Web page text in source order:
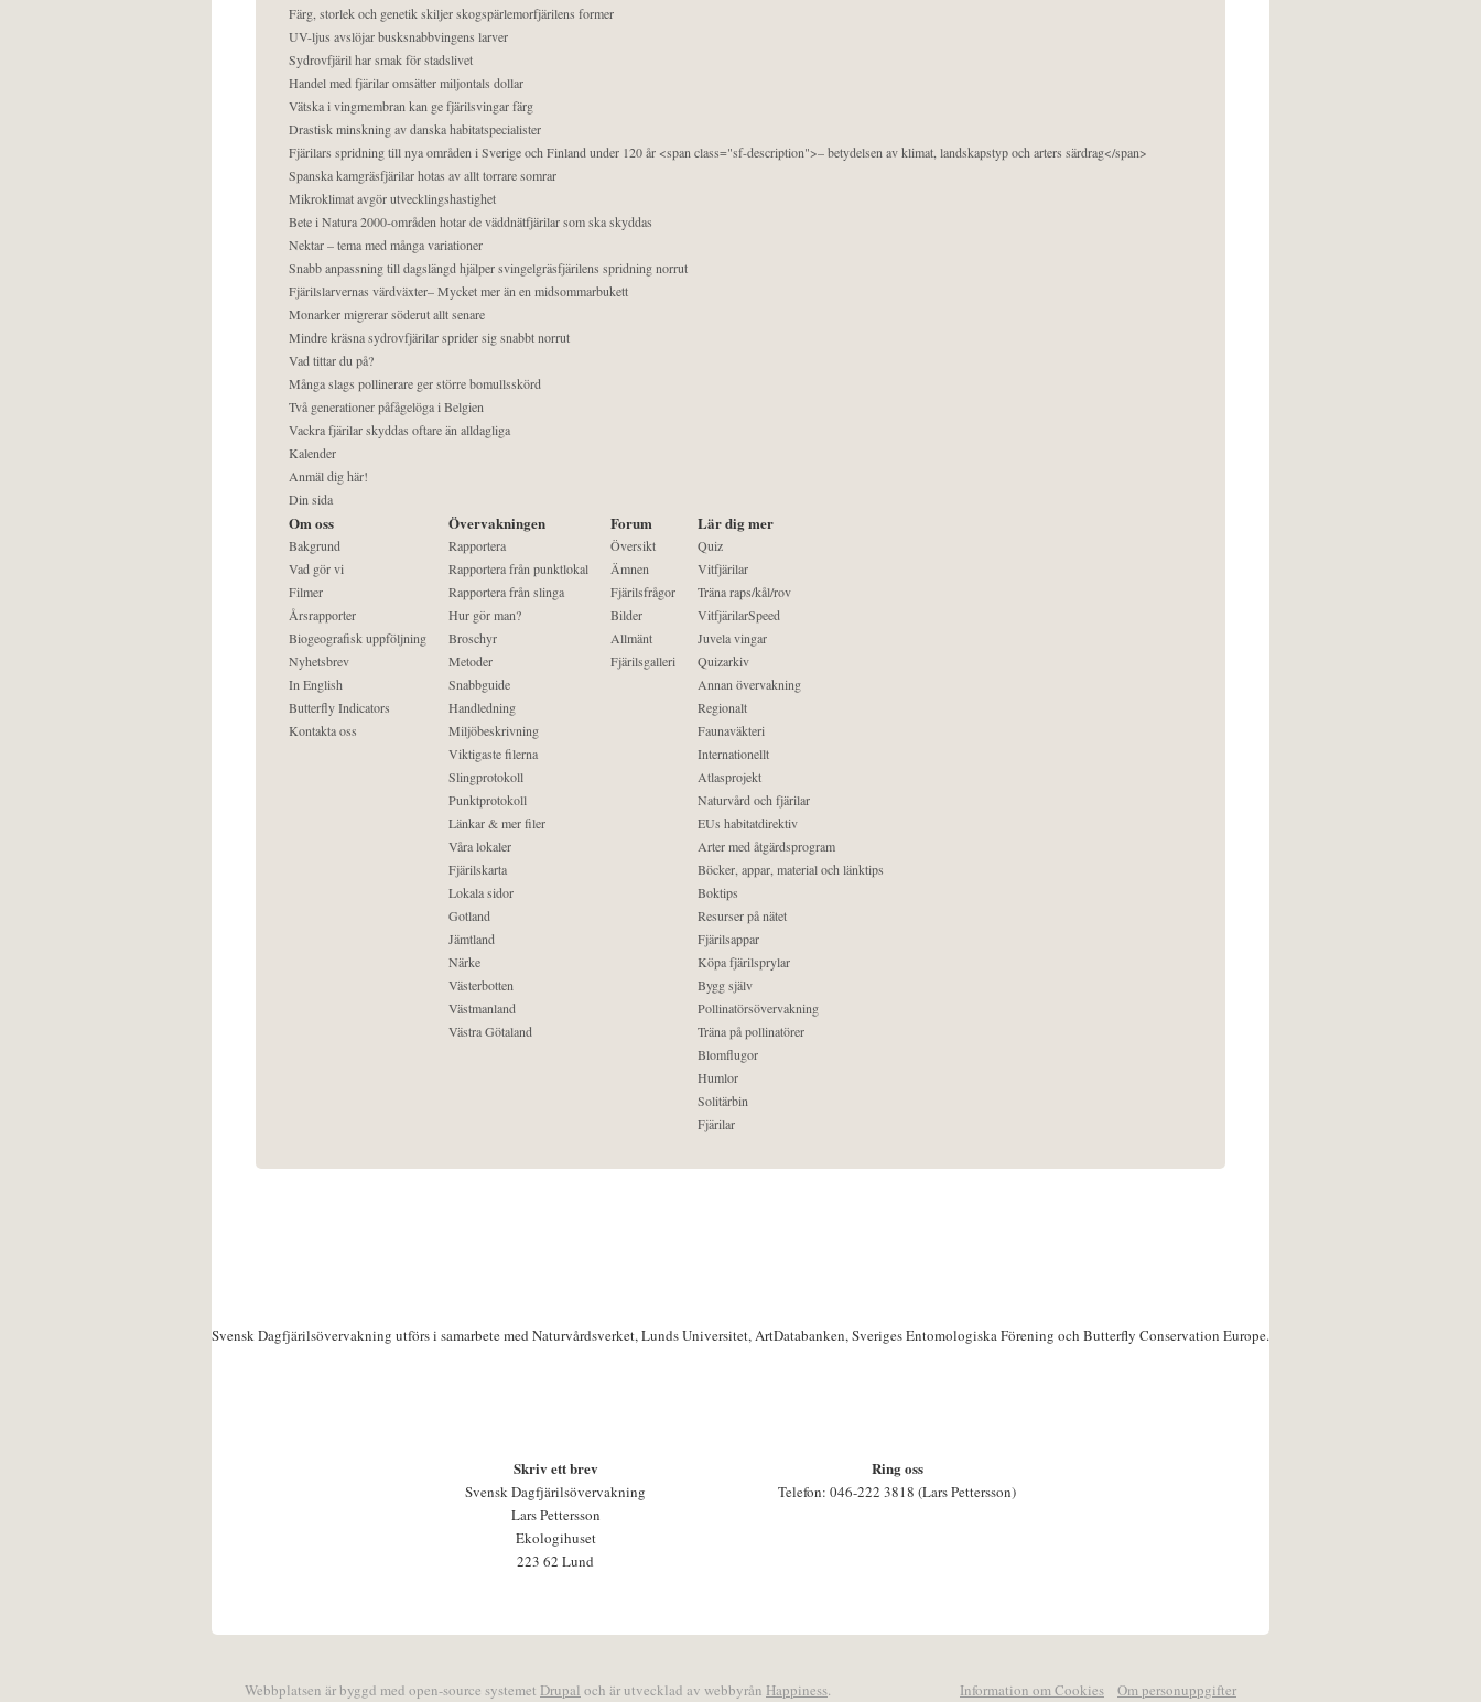
Färg, storlek och genetik skiljer skogspärlemorfjärilens former
UV-ljus avslöjar busksnabbvingens larver
Sydrovfjäril har smak för stadslivet
Handel med fjärilar omsätter miljontals dollar
Vätska i vingmembran kan ge fjärilsvingar färg
Drastisk minskning av danska habitatspecialister
Fjärilars spridning till nya områden i Sverige och Finland under 120 år <span class="sf-description">– betydelsen av klimat, landskapstyp och arters särdrag</span>
Spanska kamgräsfjärilar hotas av allt torrare somrar
Mikroklimat avgör utvecklingshastighet
Bete i Natura 2000-områden hotar de väddnätfjärilar som ska skyddas
Nektar – tema med många variationer
Snabb anpassning till dagslängd hjälper svingelgräsfjärilens spridning norrut
Fjärilslarvernas värdväxter– Mycket mer än en midsommarbukett
Monarker migrerar söderut allt senare
Mindre kräsna sydrovfjärilar sprider sig snabbt norrut
Vad tittar du på?
Många slags pollinerare ger större bomullsskörd
Två generationer påfågelöga i Belgien
Vackra fjärilar skyddas oftare än alldagliga
Kalender
Anmäl dig här!
Din sida
Om oss
Bakgrund
Vad gör vi
Filmer
Årsrapporter
Biogeografisk uppföljning
Nyhetsbrev
In English
Butterfly Indicators
Kontakta oss
Övervakningen
Rapportera
Rapportera från punktlokal
Rapportera från slinga
Hur gör man?
Broschyr
Metoder
Snabbguide
Handledning
Miljöbeskrivning
Viktigaste filerna
Slingprotokoll
Punktprotokoll
Länkar & mer filer
Våra lokaler
Fjärilskarta
Lokala sidor
Gotland
Jämtland
Närke
Västerbotten
Västmanland
Västra Götaland
Forum
Översikt
Ämnen
Fjärilsfrågor
Bilder
Allmänt
Fjärilsgalleri
Lär dig mer
Quiz
Vitfjärilar
Träna raps/kål/rov
VitfjärilarSpeed
Juvela vingar
Quizarkiv
Annan övervakning
Regionalt
Faunaväkteri
Internationellt
Atlasprojekt
Naturvård och fjärilar
EUs habitatdirektiv
Arter med åtgärdsprogram
Böcker, appar, material och länktips
Boktips
Resurser på nätet
Fjärilsappar
Köpa fjärilsprylar
Bygg själv
Pollinatörsövervakning
Träna på pollinatörer
Blomflugor
Humlor
Solitärbin
Fjärilar
Svensk Dagfjärilsövervakning utförs i samarbete med Naturvårdsverket, Lunds Universitet, ArtDatabanken, Sveriges Entomologiska Förening och Butterfly Conservation Europe.
Skriv ett brev
Svensk Dagfjärilsövervakning
Lars Pettersson
Ekologihuset
223 62 Lund
Ring oss
Telefon: 046-222 3818 (Lars Pettersson)
Webbplatsen är byggd med open-source systemet Drupal och är utvecklad av webbyrån Happiness. Information om Cookies Om personuppgifter